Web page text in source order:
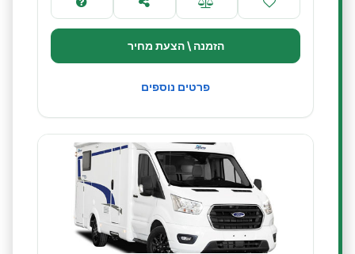
הזמנה \ הצעת מחיר
פרטים נוספים